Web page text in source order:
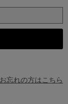
忘れの方はこちら